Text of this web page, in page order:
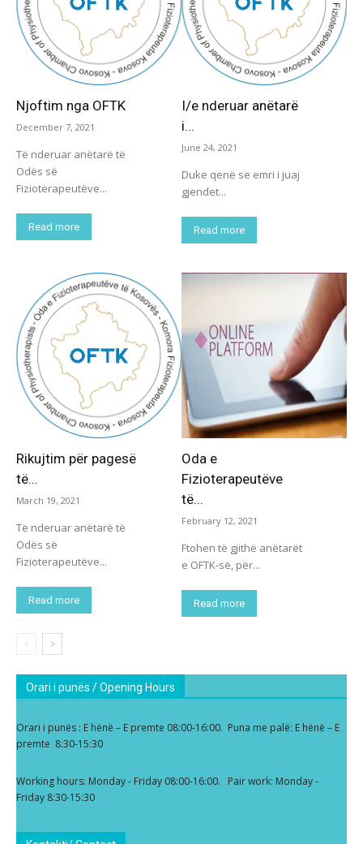
Njoftim nga OFTK
December 7, 2021
Të nderuar anëtarë të
Odës së
Fizioterapeutëve...
Read more
I/e nderuar anëtarë
i...
June 24, 2021
Duke qenë se emri i juaj
gjendet...
Read more
Rikujtim për pagesë
të...
March 19, 2021
Të nderuar anëtarë të
Odës së
Fizioterapeutëve...
Read more
Oda e
Fizioterapeutëve
të...
February 12, 2021
Ftohen të gjithë anëtarët
e OFTK-së, për...
Read more
Orari i punës / Opening Hours
Orari i punës : E hënë – E premte 08:00-16:00. Puna me palë: E hënë – E
premte 8:30-15:30
Working hours: Monday - Friday 08:00-16:00. Pair work: Monday -
Friday 8:30-15:30